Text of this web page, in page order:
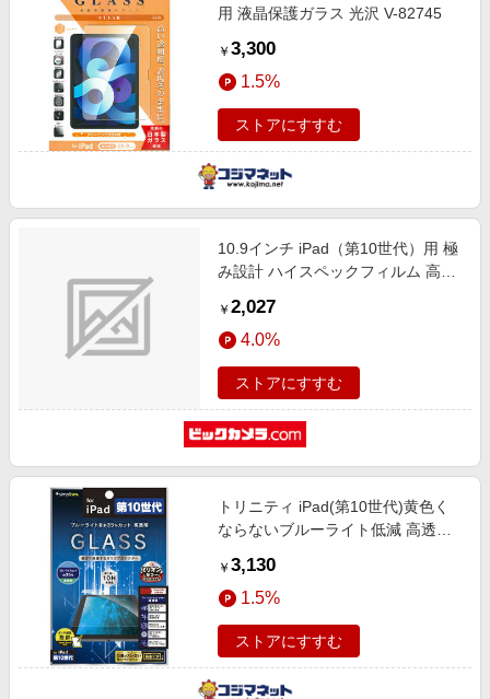
用 液晶保護ガラス 光沢 V-82745
￥ 3,300
1.5%
ストアにすすむ
10.9インチ iPad（第10世代）用 極
み設計 ハイスペックフィルム 高透
￥ 2,027
4.0%
ストアにすすむ
トリニティ iPad(第10世代)黄色く
ならないブルーライト低減 高透明
GL-B3CC
￥ 3,130
1.5%
ストアにすすむ